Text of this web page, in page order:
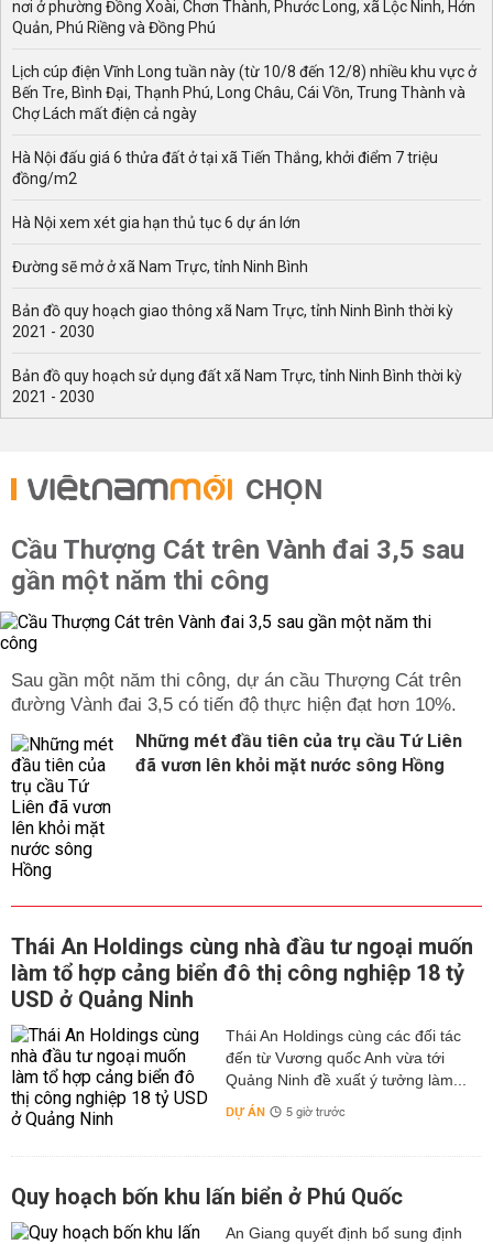
nơi ở phường Đồng Xoài, Chơn Thành, Phước Long, xã Lộc Ninh, Hớn
Quản, Phú Riềng và Đồng Phú
Lịch cúp điện Vĩnh Long tuần này (từ 10/8 đến 12/8) nhiều khu vực ở
Bến Tre, Bình Đại, Thạnh Phú, Long Châu, Cái Vồn, Trung Thành và
Chợ Lách mất điện cả ngày
Hà Nội đấu giá 6 thửa đất ở tại xã Tiến Thắng, khởi điểm 7 triệu
đồng/m2
Hà Nội xem xét gia hạn thủ tục 6 dự án lớn
Đường sẽ mở ở xã Nam Trực, tỉnh Ninh Bình
Bản đồ quy hoạch giao thông xã Nam Trực, tỉnh Ninh Bình thời kỳ
2021 - 2030
Bản đồ quy hoạch sử dụng đất xã Nam Trực, tỉnh Ninh Bình thời kỳ
2021 - 2030
CHỌN
Cầu Thượng Cát trên Vành đai 3,5 sau
gần một năm thi công
Sau gần một năm thi công, dự án cầu Thượng Cát trên
đường Vành đai 3,5 có tiến độ thực hiện đạt hơn 10%.
Những mét đầu tiên của trụ cầu Tứ Liên
đã vươn lên khỏi mặt nước sông Hồng
Thái An Holdings cùng nhà đầu tư ngoại muốn
làm tổ hợp cảng biển đô thị công nghiệp 18 tỷ
USD ở Quảng Ninh
Thái An Holdings cùng các đối tác
đến từ Vương quốc Anh vừa tới
Quảng Ninh đề xuất ý tưởng làm...
DỰ ÁN 5 giờ trước
Quy hoạch bốn khu lấn biển ở Phú Quốc
An Giang quyết định bổ sung định